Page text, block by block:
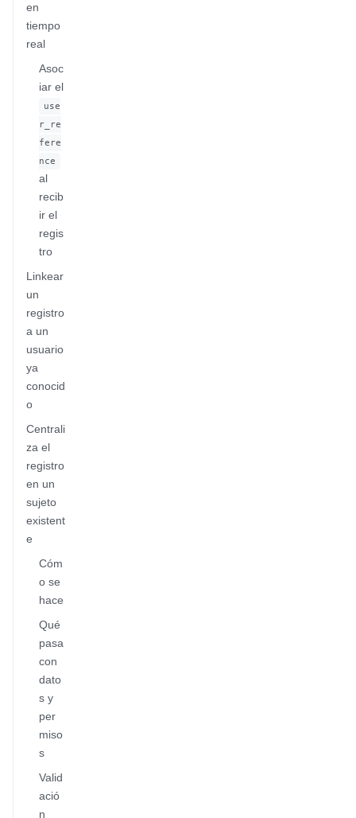
en
tiempo
real
Asoc
iar el
use
r_re
fere
nce
al
recib
ir el
regis
tro
Linkear
un
registro
a un
usuario
ya
conocid
o
Centrali
za el
registro
en un
sujeto
existent
e
Cóm
o se
hace
Qué
pasa
con
dato
s y
per
miso
s
Valid
ació
n